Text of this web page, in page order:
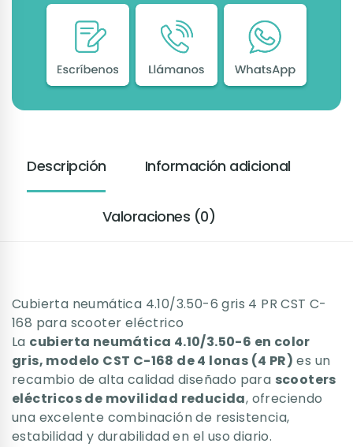
Descripción Información adicional
Valoraciones (0)
Cubierta neumática 4.10/3.50-6 gris 4 PR CST C-
168 para scooter eléctrico
La cubierta neumática 4.10/3.50-6 en color
gris, modelo CST C-168 de 4 lonas (4 PR) es un
recambio de alta calidad diseñado para scooters
eléctricos de movilidad reducida, ofreciendo
una excelente combinación de resistencia,
estabilidad y durabilidad en el uso diario.